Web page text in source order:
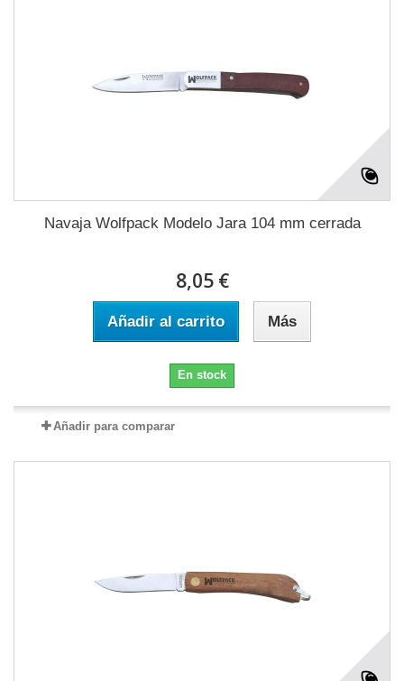
Navaja Wolfpack Modelo Jara 104 mm cerrada
8,05 €
Añadir al carrito Más
En stock
Añadir para comparar